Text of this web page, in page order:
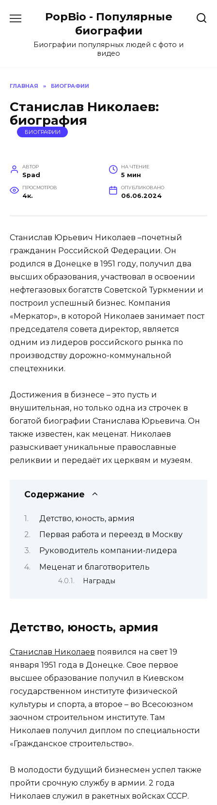
PopBio - Популярные
биографии
Биографии популярных людей с фото и
видео
ГЛАВНАЯ » БИОГРАФИИ
Станислав Николаев:
биография
БИОГРАФИИ
АВТОР
Spad
НА ЧТЕНИЕ
5 мин
ПРОСМОТРОВ
4к.
ОПУБЛИКОВАНО
06.06.2024
Станислав Юрьевич Николаев –почетный
гражданин Российской Федерации. Он
родился в Донецке в 1951 году, получил два
высших образования, участвовал в освоении
нефтегазовых богатств Советской Туркмении и
построил успешный бизнес. Компания
«Меркатор», в которой Николаев занимает пост
председателя совета директор, является
одним из лидеров российского рынка по
производству дорожно-коммунальной
спецтехники.
Достижения в бизнесе – это пусть и
внушительная, но только одна из строчек в
богатой биографии Станислава Юрьевича. Он
также известен, как меценат. Николаев
разыскивает уникальные православные
реликвии и передаёт их церквям и музеям.
Содержание
Детство, юность, армия
Первая работа и переезд в Москву
Руководитель компании-лидера
Меценат и благотворитель
Награды
Детство, юность, армия
Станислав Николаев появился на свет 19
января 1951 года в Донецке. Свое первое
высшее образование получил в Киевском
государственном институте физической
культуры и спорта, а второе – во Всесоюзном
заочном строительном институте. Там
Николаев получил диплом по специальности
«Гражданское строительство».
В молодости будущий бизнесмен успел также
пройти срочную службу в армии. 2 года
Николаев служил в ракетных войсках СССР.